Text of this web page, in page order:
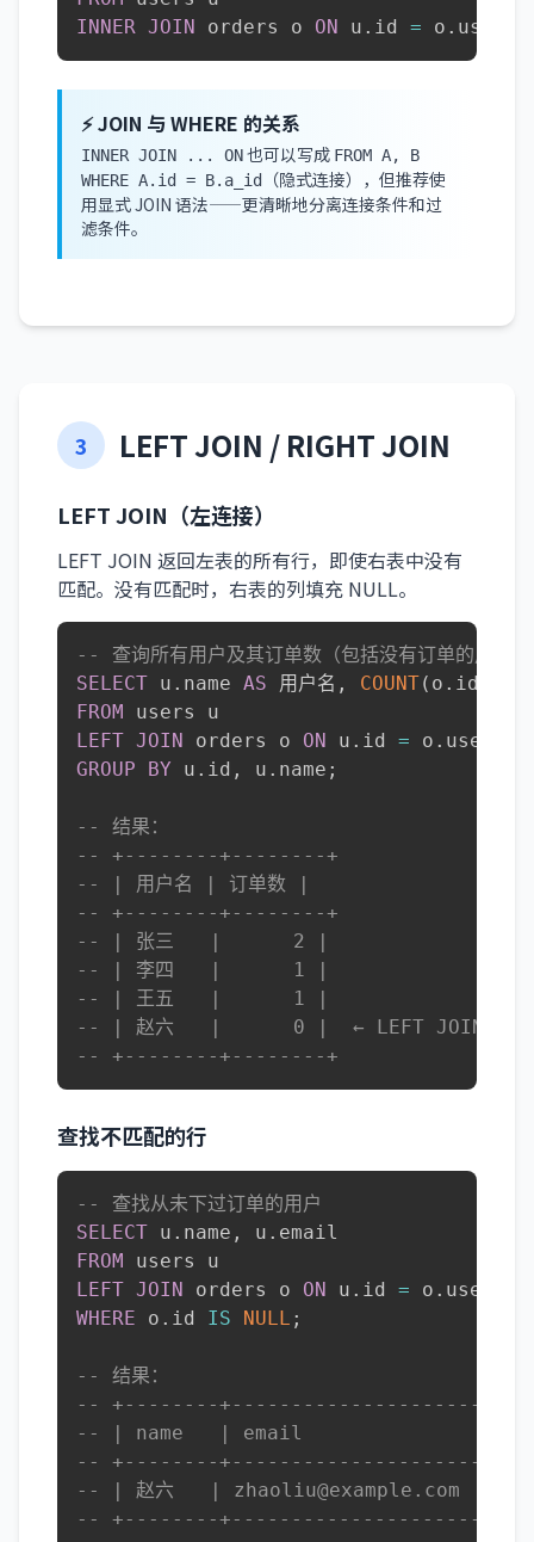
INNER JOIN orders o ON u . id = o .
⚡ JOIN 与 WHERE 的关系
INNER JOIN ... ON也可以写成 FROM A, B
WHERE A.id = B.a_id
（隐式连接），但推荐使
用显式 JOIN 语法——更清晰地分离连接条件和过
滤条件。
3 LEFT JOIN / RIGHT JOIN
LEFT JOIN（左连接）
LEFT JOIN 返回左表的所有行，即使右表中没有
匹配。没有匹配时，右表的列填充 NULL。
-- 查询所有用户及其订单数（包括没有订单的用户）
SELECT u . name AS 用户名 , COUNT( o . id
FROM
LEFT JOIN orders o ON u . id = o .
GROUP
BY u . id , u . name ;
-- 结果：
-- +--------+--------+
-- | 用户名 | 订单数 |
-- +--------+--------+
-- | 张三   |      2 |
-- | 李四   |      1 |
-- | 王五   |      1 |
-- | 赵六   |      0 |  ← LEFT JOIN 保留
-- +--------+--------+
查找不匹配的行
-- 查找从未下过订单的用户
SELECT u . name , u .
FROM
LEFT JOIN orders o ON u . id = o .
WHERE o . id IS NULL ;
-- 结果：
-- +--------+---------------------+
-- | name   | email               |
-- +--------+---------------------+
-- | 赵六   | zhaoliu@example.com |
-- +--------+---------------------+